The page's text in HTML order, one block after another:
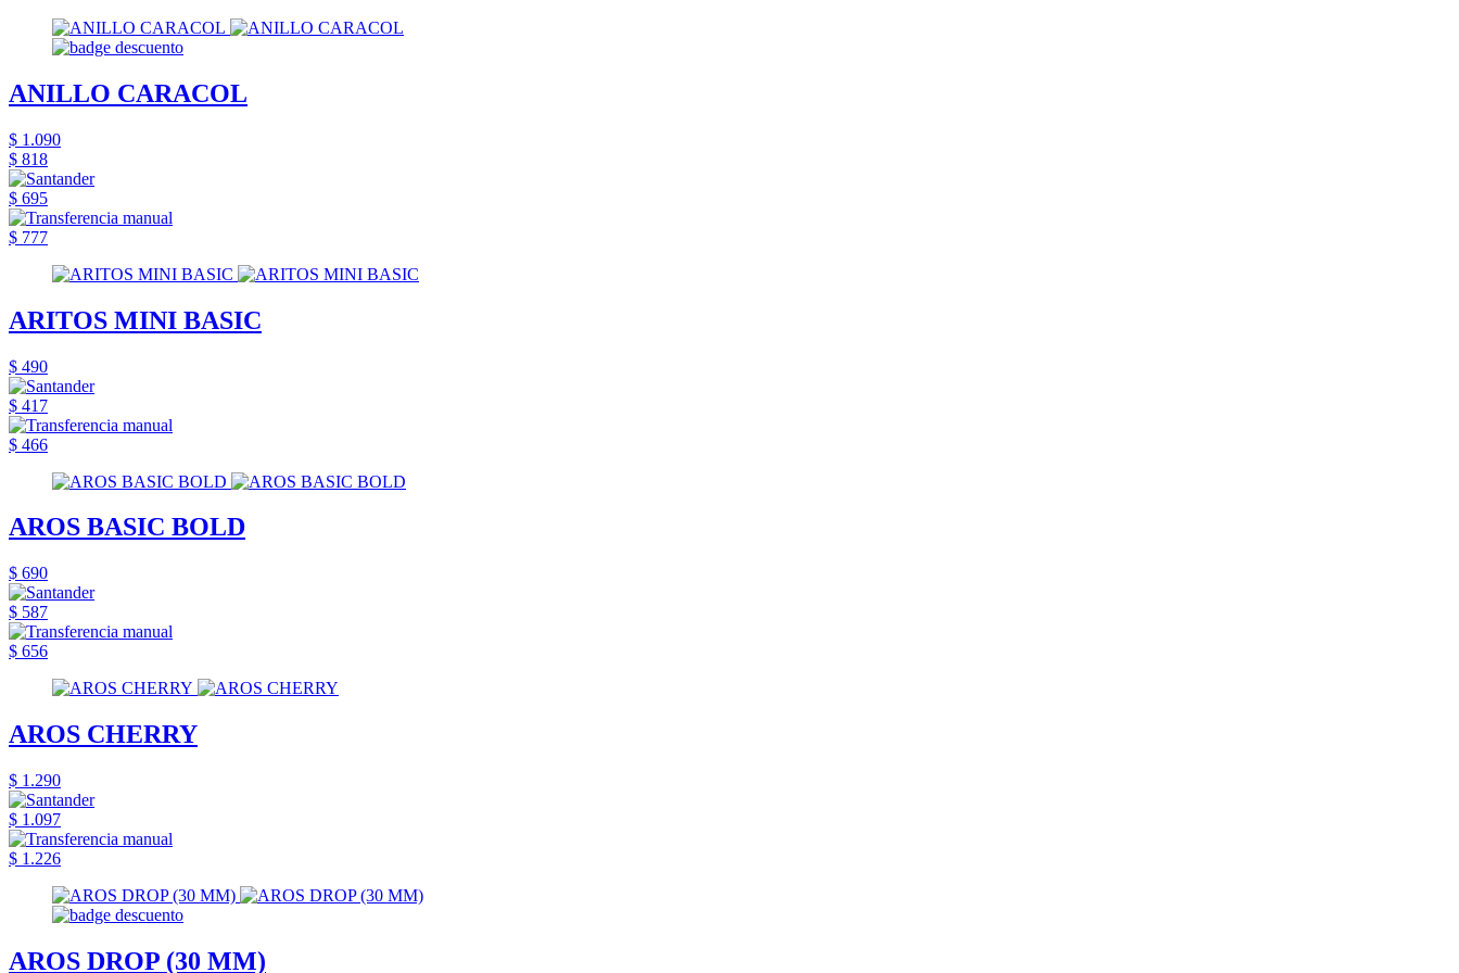
ANILLO CARACOL
$ 1.090
$ 818
$ 695
$ 777
ARITOS MINI BASIC
$ 490
$ 417
$ 466
AROS BASIC BOLD
$ 690
$ 587
$ 656
AROS CHERRY
$ 1.290
$ 1.097
$ 1.226
AROS DROP (30 MM)